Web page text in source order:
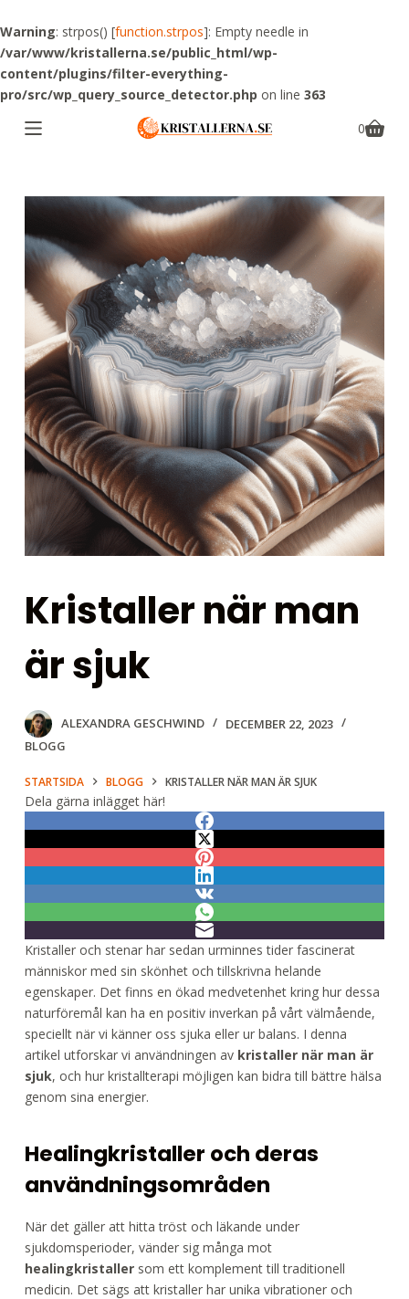
Warning: strpos() [function.strpos]: Empty needle in
/var/www/kristallerna.se/public_html/wp-
content/plugins/filter-everything-
pro/src/wp_query_source_detector.php on line 363
k
i
p
t
o
e
n
0
Kristaller när man
är sjuk
ALEXANDRA GESCHWIND
DECEMBER 22, 2023
BLOGG
STARTSIDA BLOGG KRISTALLER NÄR MAN ÄR SJUK
Dela gärna inlägget här!
Kristaller och stenar har sedan urminnes tider fascinerat
människor med sin skönhet och tillskrivna helande
egenskaper. Det finns en ökad medvetenhet kring hur dessa
naturföremål kan ha en positiv inverkan på vårt välmående,
speciellt när vi känner oss sjuka eller ur balans. I denna
artikel utforskar vi användningen av kristaller när man är
sjuk, och hur kristallterapi möjligen kan bidra till bättre hälsa
genom sina energier.
Healingkristaller och deras
användningsområden
När det gäller att hitta tröst och läkande under
sjukdomsperioder, vänder sig många mot
healingkristallersom ett komplement till traditionell
medicin. Det sägs att kristaller har unika vibrationer och